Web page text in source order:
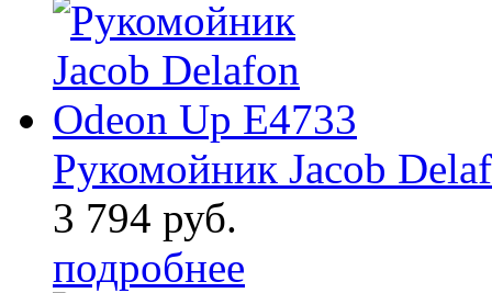
Рукомойник Jacob
3 794 руб.
подробнее